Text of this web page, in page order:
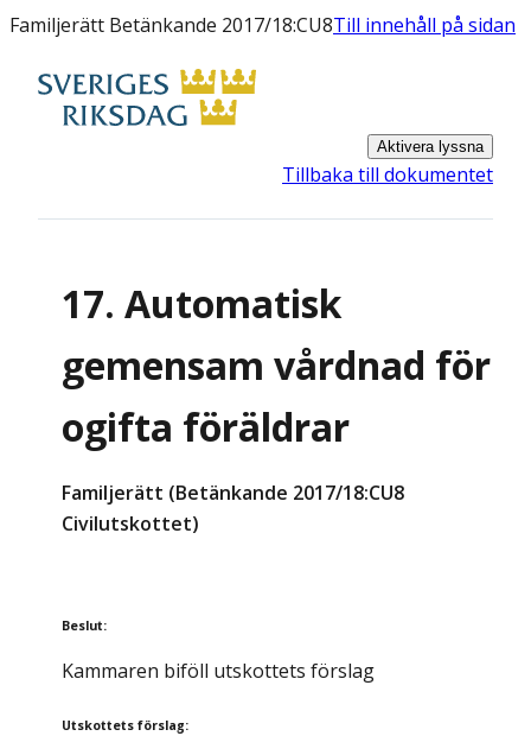
Familjerätt Betänkande 2017/18:CU8Till innehåll på sidan
Aktivera lyssna
Tillbaka till dokumentet
17. Automatisk
gemensam vårdnad för
ogifta föräldrar
Familjerätt (Betänkande 2017/18:CU8
Civilutskottet)
Beslut:
Kammaren biföll utskottets förslag
Utskottets förslag: